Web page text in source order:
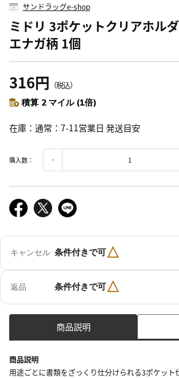
サンドラッグe-shop
ミドリ 3ポケットクリアホル
エナガ柄 1個
316円 （税込）
積算 2 マイル (1倍)
在庫 通常：7-11営業日 発送目安
購入数：
キャンセル 条件付きで可△
返品 条件付きで可△
商品説明
商品説明
用途ごとに書類をざっくり仕分けられる3ポケット